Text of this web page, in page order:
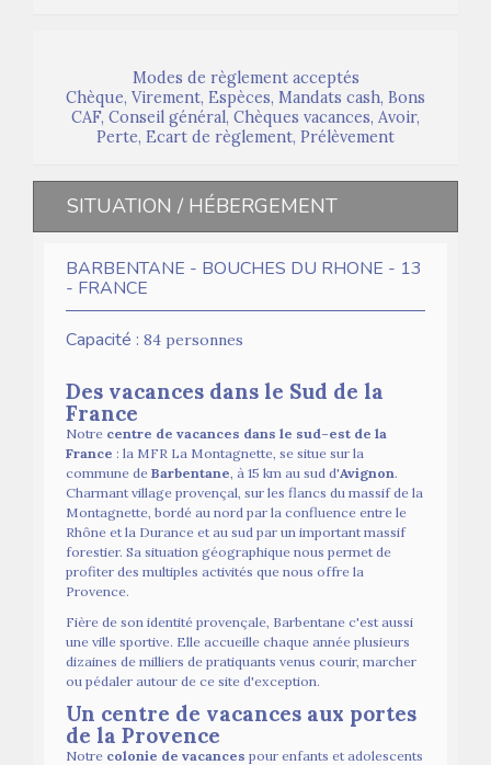
Modes de règlement acceptés
Chèque, Virement, Espèces, Mandats cash, Bons
CAF, Conseil général, Chèques vacances, Avoir,
Perte, Ecart de règlement, Prélèvement
SITUATION / HÉBERGEMENT
BARBENTANE - BOUCHES DU RHONE - 13
- FRANCE
Capacité : 84 personnes
Des vacances dans le Sud de la
France
Notre centre de vacances dans le sud-est de la
France : la MFR La Montagnette, se situe sur la
commune de Barbentane , à 15 km au sud d'Avignon.
Charmant village provençal, sur les flancs du massif de la
Montagnette, bordé au nord par la confluence entre le
Rhône et la Durance et au sud par un important massif
forestier. Sa situation géographique nous permet de
profiter des multiples activités que nous offre la
Provence.
Fière de son identité provençale, Barbentane c'est aussi
une ville sportive. Elle accueille chaque année plusieurs
dizaines de milliers de pratiquants venus courir, marcher
ou pédaler autour de ce site d'exception.
Un centre de vacances aux portes
de la Provence
Notre colonie de vacances pour enfants et adolescents